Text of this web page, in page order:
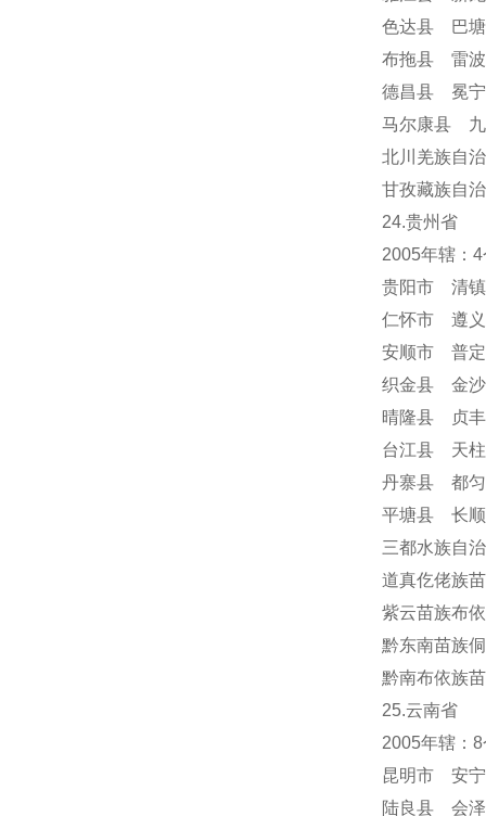
色达县 巴
布拖县 雷
德昌县 冕
马尔康县
北川羌族自
甘孜藏族自
24.贵州省
2005年辖：
贵阳市 清
仁怀市 遵
安顺市 普
织金县 金
晴隆县 贞
台江县 天
丹寨县 都
平塘县 长
三都水族自
道真仡佬族
紫云苗族布
黔东南苗族
黔南布依族
25.云南省
2005年辖：
昆明市 安
陆良县 会